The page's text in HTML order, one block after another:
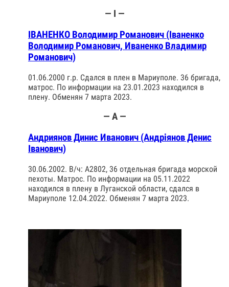
— І —
ІВАНЕНКО Володимир Романович (Іваненко
Володимир Романович, Иваненко Владимир
Романович)
01.06.2000 г.р. Сдался в плен в Мариуполе. 36 бригада,
матрос. По информации на 23.01.2023 находился в
плену. Обменян 7 марта 2023.
— А —
Андриянов Динис Иванович (Андріянов Денис
Іванович)
30.06.2002. В/ч: А2802, 36 отдельная бригада морской
пехоты. Матрос. По информации на 05.11.2022
находился в плену в Луганской области, сдался в
Мариуполе 12.04.2022. Обменян 7 марта 2023.